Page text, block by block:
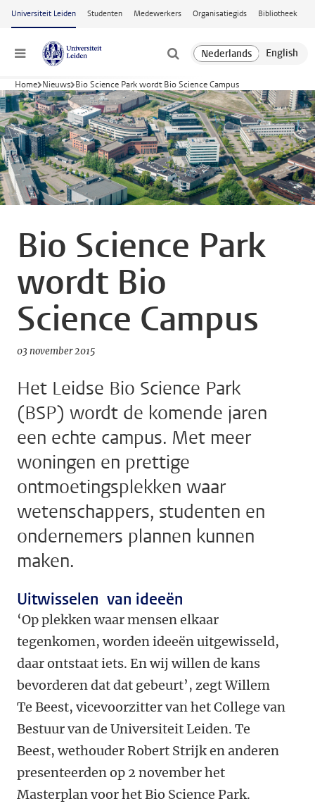
Ga naar hoofdinhoud
Universiteit Leiden Studenten Medewerkers Organisatiegids Bibliotheek
Menu
Home Nieuws Bio Science Park wordt Bio Science Campus
Bio Science Park
wordt Bio
Science Campus
03 november 2015
Het Leidse Bio Science Park
(BSP) wordt de komende jaren
een echte campus. Met meer
woningen en prettige
ontmoetingsplekken waar
wetenschappers, studenten en
ondernemers plannen kunnen
maken.
Uitwisselen van ideeën
‘Op plekken waar mensen elkaar
tegenkomen, worden ideeën uitgewisseld,
daar ontstaat iets. En wij willen de kans
bevorderen dat dat gebeurt’, zegt Willem
Te Beest, vicevoorzitter van het College van
Bestuur van de Universiteit Leiden. Te
Beest, wethouder Robert Strijk en anderen
presenteerden op 2 november het
Masterplan voor het Bio Science Park.